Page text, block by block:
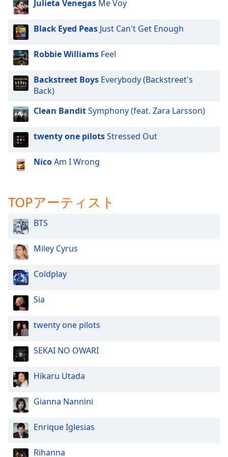
dialog
window.
cancel
and
close
window.
Text
Color
Text
Background
Color
Opacity
Caption
Area
Background
Color
Opacity
Font
Text
Edge
Julieta Venegas Me Voy
Black Eyed Peas Just Can't Get Enough
Robbie Williams Feel
Backstreet Boys Everybody (Backstreet's
Back)
Clean BanditSymphony (feat. Zara Larsson)
twenty one pilotsStressed Out
NicoAm I Wrong
TOPアーティスト
BTS
Miley Cyrus
Coldplay
Sia
twenty one pilots
SEKAI NO OWARI
Hikaru Utada
Gianna Nannini
Enrique Iglesias
Rihanna